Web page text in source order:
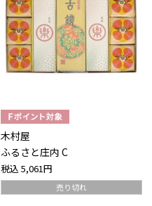
木村屋
ふるさと庄内 C
税込 5,061円
売り切れ